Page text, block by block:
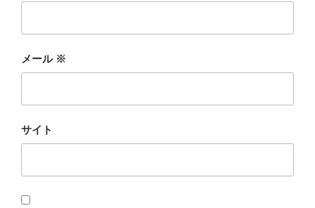
メール ※
サイト